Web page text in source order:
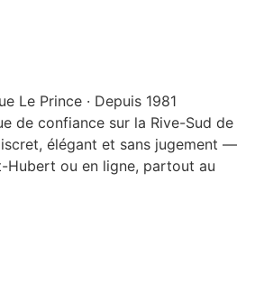
Le Prince · Depuis 1981
de confiance sur la Rive-Sud de
élégant et sans jugement —
Hubert ou en ligne, partout au